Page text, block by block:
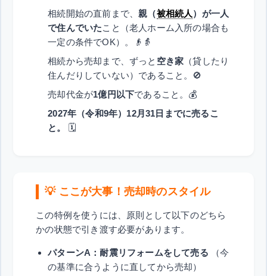
相続開始の直前まで、親（被相続人 ）が一人
で住んでいたこと（老人ホーム入所の場合も
一定の条件でOK）。👴👵
相続から売却まで、ずっと 空き家 （貸したり
住んだりしていない）であること。🚫
売却代金が1億円以下であること。💰
2027年（令和9年）12月31日までに売るこ
と。
🗓️
💡 ここが大事！売却時のスタイル
この特例を使うには、原則として以下のどちら
かの状態で引き渡す必要があります。
パターンA：耐震リフォームをして売る （今
の基準に合うように直してから売却）